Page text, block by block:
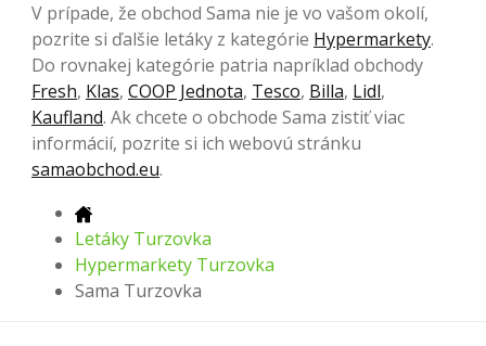
V prípade, že obchod Sama nie je vo vašom okolí,
pozrite si ďalšie letáky z kategórie Hypermarkety.
Do rovnakej kategórie patria napríklad obchody
Fresh, Klas, COOP Jednota, Tesco, Billa, Lidl,
Kaufland. Ak chcete o obchode Sama zistiť viac
informácií, pozrite si ich webovú stránku
samaobchod.eu.
Letáky Turzovka
Hypermarkety Turzovka
Sama Turzovka